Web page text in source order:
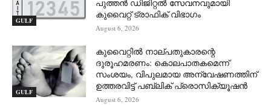
GULF
പുത്തൻ ഡിജിറ്റൽ സേവനവുമായി
കുവൈറ്റ് ട്രാഫിക് വിഭാഗം
August 6, 2026
GULF
കുവൈറ്റിൽ നാല്പതുകാരന്റെ
ദുരൂഹമരണം: കൊലപാതകമെന്ന്
സംശയം, വിപുലമായ അന്വേഷണത്തിന്
ഉത്തരവിട്ട് പബ്ലിക് പ്രൊസിക്യൂഷൻ
August 6, 2026